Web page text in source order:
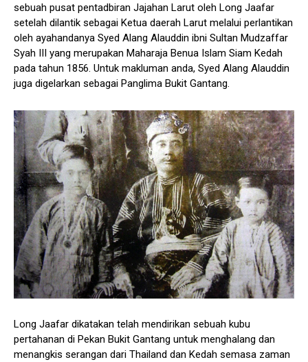
sebuah pusat pentadbiran Jajahan Larut oleh Long Jaafar
setelah dilantik sebagai Ketua daerah Larut melalui perlantikan
oleh ayahandanya Syed Alang Alauddin ibni Sultan Mudzaffar
Syah III yang merupakan Maharaja Benua Islam Siam Kedah
pada tahun 1856. Untuk makluman anda, Syed Alang Alauddin
juga digelarkan sebagai Panglima Bukit Gantang.
Long Jaafar dikatakan telah mendirikan sebuah kubu
pertahanan di Pekan Bukit Gantang untuk menghalang dan
menangkis serangan dari Thailand dan Kedah semasa zaman